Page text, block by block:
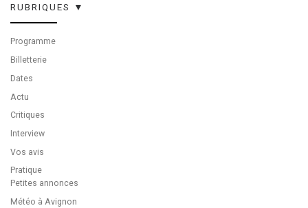
RUBRIQUES ▼
Programme
Billetterie
Dates
Actu
Critiques
Interview
Vos avis
Pratique
Petites annonces
Météo à Avignon